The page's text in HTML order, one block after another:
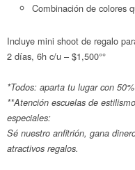
Combinación de colores
Incluye mini shoot de regalo
2 días, 6h c/u – $1,500°°
*Todos: aparta tu lugar con
**Atención escuelas de
especiales:
Sé nuestro anfitrión, gana
atractivos regalos.